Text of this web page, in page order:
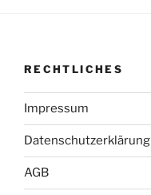
RECHTLICHES
Impressum
Datenschutzerklärung
AGB